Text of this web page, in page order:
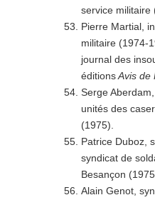
service militaire
Pierre Martial,
militaire (1974-
journal des
éditionsAvis de
Serge
unités des
(1975).
Patrice Duboz,
syndicat de
Besançon
Alain Genot,